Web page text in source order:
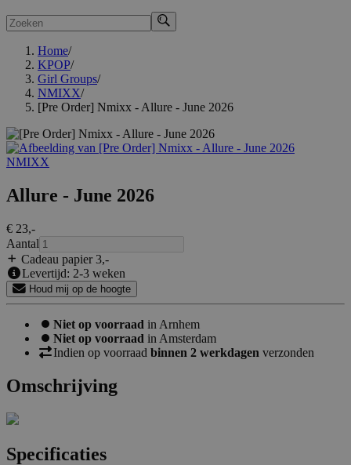
Zoeken
Home/
KPOP/
Girl Groups/
NMIXX/
[Pre Order] Nmixx - Allure - June 2026
NMIXX
Allure - June 2026
€ 23,-
Aantal
Cadeau papier 3,-
Levertijd: 2-3 weken
Houd mij op de hoogte
Niet op voorraad in Arnhem
Niet op voorraad in Amsterdam
Indien op voorraad binnen 2 werkdagen verzonden
Omschrijving
Specificaties